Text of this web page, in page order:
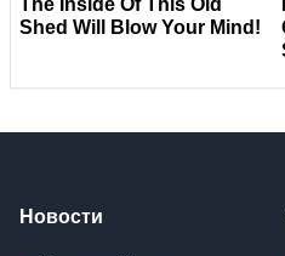
Новости